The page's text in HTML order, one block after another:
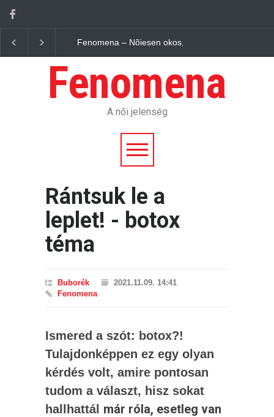
– Nõiesen okos, okosan nõies Fenomena – A Világ, ahogy mi
Fenomena
A női jelenség
Rántsuk le a
leplet! - botox
téma
Buborék
2021.11.09. 14:41
Fenomena
Ismered a szót: botox?!
Tulajdonképpen ez egy olyan
kérdés volt, amire pontosan
tudom a választ, hisz sokat
hallhattál már róla, esetleg van